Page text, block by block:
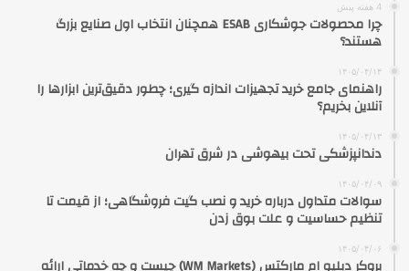
4 هفته پیش
چرا محصولات جوشکاری ESAB همچنان انتخاب اول صنایع بزرگ
هستند؟
۱۴۰۵/۰۴/۱۴
راهنمای جامع خرید تجهیزات اندازه گیری؛ چطور دقیق‌ترین ابزارها را
آنلاین بخریم؟
۱۴۰۵/۰۴/۱۳
دندانپزشکی تحت بیهوشی در شرق تهران
۱۴۰۵/۰۴/۰۹
سوالات متداول درباره خرید و نصب گیت فروشگاهی؛ از قیمت تا
تنظیم حساسیت و علت بوق زدن
۱۴۰۵/۰۴/۰۶